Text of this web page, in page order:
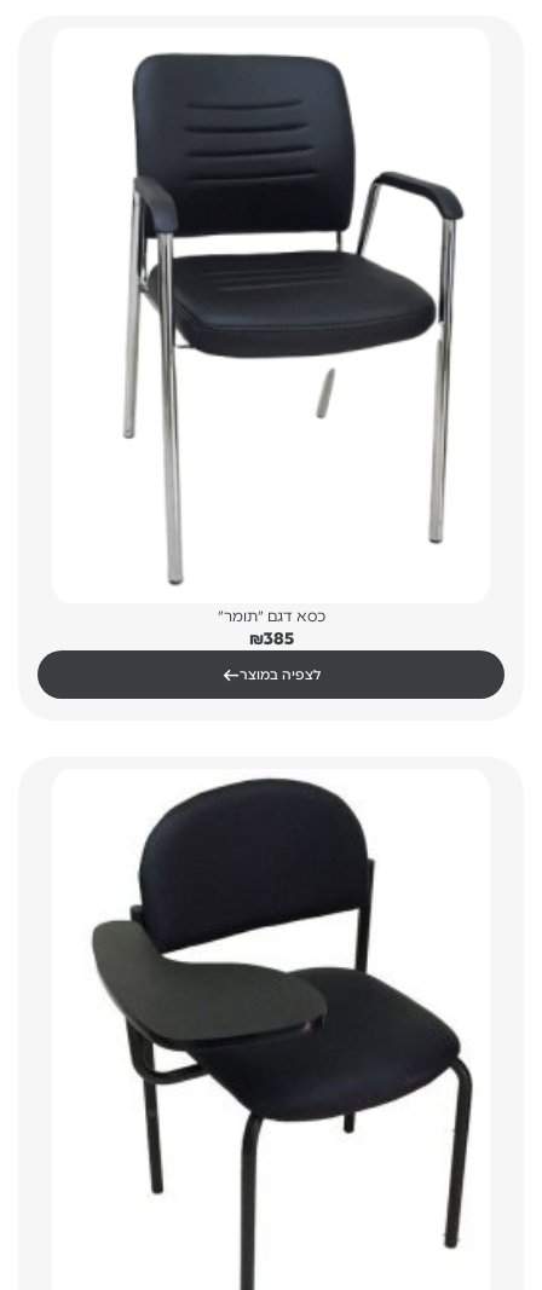
כסא דגם "תומר"
₪385
←לצפיה במוצר